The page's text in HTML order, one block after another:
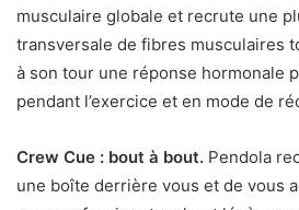
musculaire globale et recrute une
transversale de fibres musculaires
à son tour une réponse hormonale
pendant l’exercice et en mode de
Crew Cue : bout à bout. Pendola
une boîte derrière vous et de vous